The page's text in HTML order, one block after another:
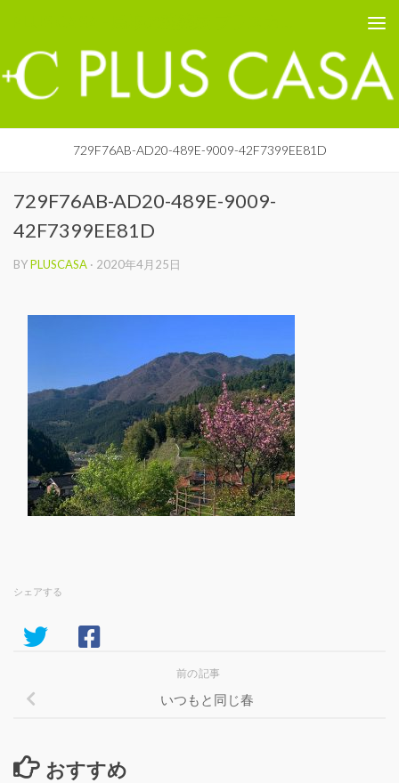
729F76AB-AD20-489E-9009-42F7399EE81D
729F76AB-AD20-489E-9009-
42F7399EE81D
BYPLUSCASA · 2020年4月25日
シェアする
前の記事
いつもと同じ春
おすすめ